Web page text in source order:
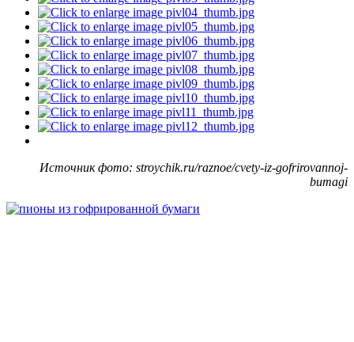
Источник фото: stroychik.ru/raznoe/cvety-iz-gofrirovannoj-
bumagi